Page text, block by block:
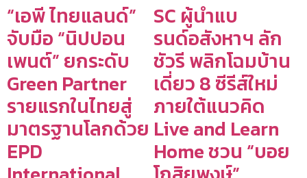
“เอพี ไทยแลนด์”
จับมือ “นิปปอน
เพนต์” ยกระดับ
Green Partner
รายแรกในไทยสู่
มาตรฐานโลกด้วย
EPD
SC ผู้นำแบ
รนด์อสังหาฯ ลัก
ชัวรี พลิกโฉมบ้าน
เดี่ยว 8 ซีรีส์ใหม่
ภายใต้แนวคิด
Live and Learn
Home ชวน “บอย